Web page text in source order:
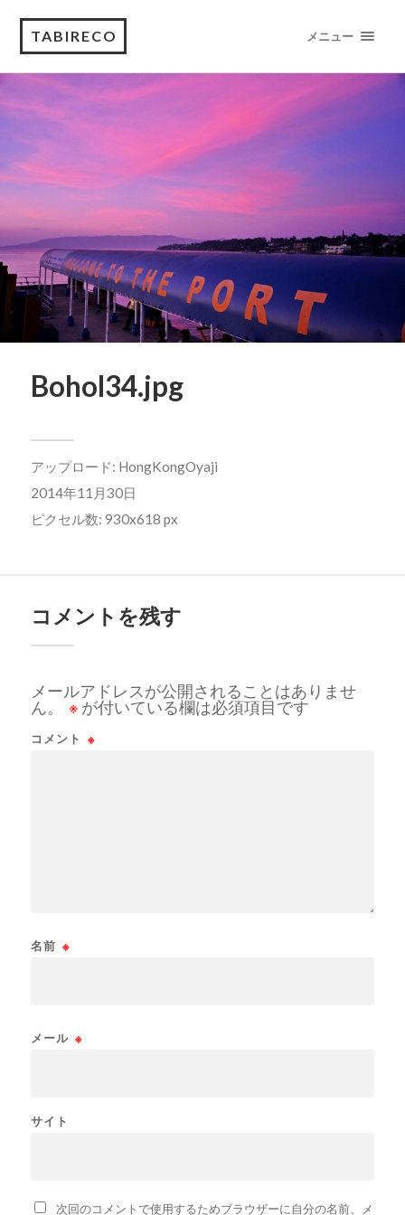
TABIRECO メニュー
Bohol34.jpg
アップロード: HongKongOyaji
2014年11月30日
ピクセル数: 930x618 px
コメントを残す
メールアドレスが公開されることはありませ
ん。
※ が付いている欄は必須項目です
コメント ※
名前 ※
メール ※
サイト
次回のコメントで使用するためブラウザーに自分の名前、メ